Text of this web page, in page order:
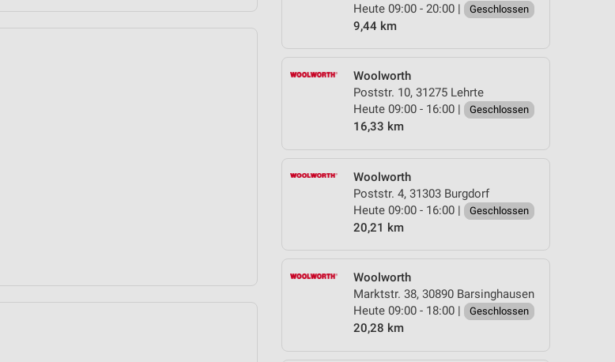
Heute 09:00 - 20:00 |
Geschlossen
9,44 km
Woolworth
Poststr. 10, 31275 Lehrte
Heute 09:00 - 16:00 |
Geschlossen
16,33 km
Woolworth
Poststr. 4, 31303 Burgdorf
Heute 09:00 - 16:00 |
Geschlossen
20,21 km
Woolworth
Marktstr. 38, 30890 Barsinghausen
Heute 09:00 - 18:00 |
Geschlossen
20,28 km